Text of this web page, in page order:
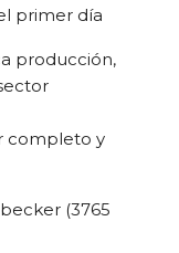
primer día
producción,
completo y
(3765